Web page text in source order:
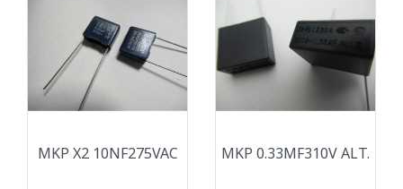
MKP X2 10NF275VAC MKP 0.33ΜF310V ALT.